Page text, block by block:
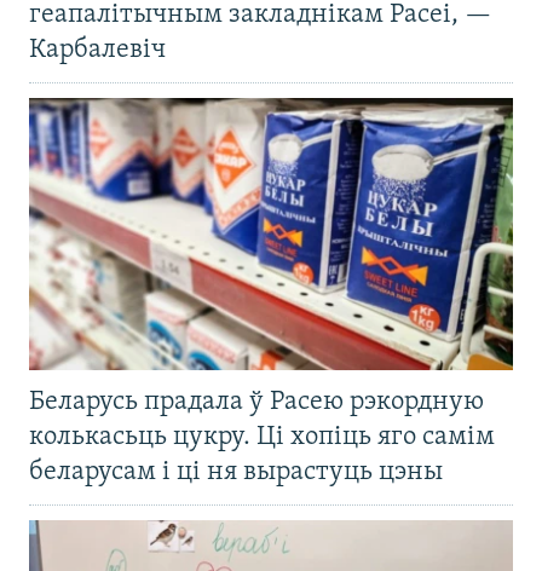
геапалітычным закладнікам Расеі, —
Карбалевіч
Беларусь прадала ў Расею рэкордную
колькасьць цукру. Ці хопіць яго самім
беларусам і ці ня вырастуць цэны